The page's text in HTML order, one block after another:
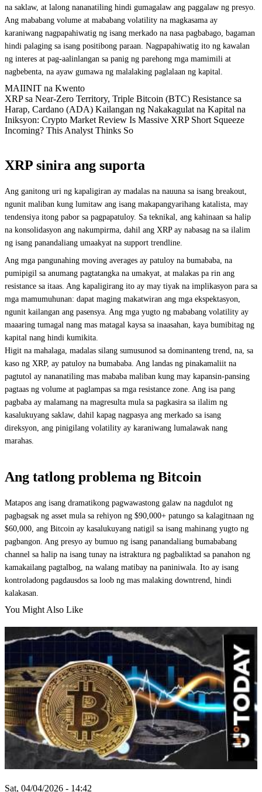
na saklaw, at lalong nananatiling hindi gumagalaw ang paggalaw ng presyo.
Ang mababang volume at mababang volatility na magkasama ay
karaniwang nagpapahiwatig ng isang merkado na nasa pagbabago, bagaman
hindi palaging sa isang positibong paraan. Nagpapahiwatig ito ng kawalan
ng interes at pag-aalinlangan sa panig ng parehong mga mamimili at
nagbebenta, na ayaw gumawa ng malalaking paglalaan ng kapital.
MAIINIT na Kwento
XRP sa Near-Zero Territory, Triple Bitcoin (BTC) Resistance sa
Harap, Cardano (ADA) Kailangan ng Nakakagulat na Kapital na
Iniksyon: Crypto Market Review Is Massive XRP Short Squeeze
Incoming? This Analyst Thinks So
XRP sinira ang suporta
Ang ganitong uri ng kapaligiran ay madalas na nauuna sa isang breakout,
ngunit maliban kung lumitaw ang isang makapangyarihang katalista, may
tendensiya itong pabor sa pagpapatuloy. Sa teknikal, ang kahinaan sa halip
na konsolidasyon ang nakumpirma, dahil ang XRP ay nabasag na sa ilalim
ng isang panandaliang umaakyat na support trendline.
Ang mga pangunahing moving averages ay patuloy na bumababa, na
pumipigil sa anumang pagtatangka na umakyat, at malakas pa rin ang
resistance sa itaas. Ang kapaligirang ito ay may tiyak na implikasyon para sa
mga mamumuhunan: dapat maging makatwiran ang mga ekspektasyon,
ngunit kailangan ang pasensya. Ang mga yugto ng mababang volatility ay
maaaring tumagal nang mas matagal kaysa sa inaasahan, kaya bumibitag ng
kapital nang hindi kumikita.
Higit na mahalaga, madalas silang sumusunod sa dominanteng trend, na, sa
kaso ng XRP, ay patuloy na bumababa. Ang landas ng pinakamaliit na
pagtutol ay nananatiling mas mababa maliban kung may kapansin-pansing
pagtaas ng volume at paglampas sa mga resistance zone. Ang isa pang
pagbaba ay malamang na magresulta mula sa pagkasira sa ilalim ng
kasalukuyang saklaw, dahil kapag nagpasya ang merkado sa isang
direksyon, ang pinigilang volatility ay karaniwang lumalawak nang
marahas.
Ang tatlong problema ng Bitcoin
Matapos ang isang dramatikong pagwawastong galaw na nagdulot ng
pagbagsak ng asset mula sa rehiyon ng $90,000+ patungo sa kalagitnaan ng
$60,000, ang Bitcoin ay kasalukuyang natigil sa isang mahinang yugto ng
pagbangon. Ang presyo ay bumuo ng isang panandaliang bumababang
channel sa halip na isang tunay na istraktura ng pagbaliktad sa panahon ng
kamakailang pagtalbog, na walang matibay na paniniwala. Ito ay isang
kontroladong pagdausdos sa loob ng mas malaking downtrend, hindi
kalakasan.
You Might Also Like
Sat, 04/04/2026 - 14:42